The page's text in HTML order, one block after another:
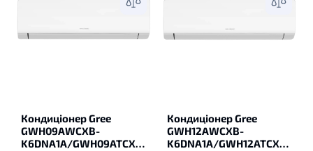
Кондиціонер Gree
GWH09AWCXB-
K6DNA1A/GWH09ATCXB-
Кондиціонер Gree
GWH12AWCXB-
K6DNA1A/GWH12ATCXB-